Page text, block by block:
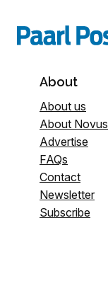
About
About us
About Novus
Advertise
FAQs
Contact
Newsletter
Subscribe